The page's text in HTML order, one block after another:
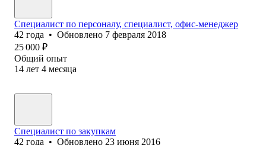
Специалист по персоналу, специалист, офис-менеджер
42 года • Обновлено 7 февраля 2018
25 000 ₽
Общий опыт
14 лет 4 месяца
Специалист по закупкам
42 года • Обновлено 23 июня 2016